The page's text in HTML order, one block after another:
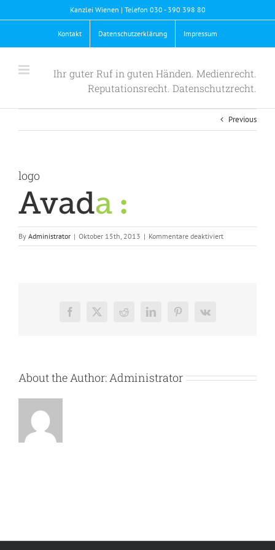
to
Kanzlei Wienen | Telefon 030 - 390 398 80
Kontakt Datenschutzerklärung Impressum
Ihr guter Ruf in guten Händen. Medienrecht.
Reputationsrecht. Datenschutzrecht.
Previous
logo
By Administrator | Oktober 15th, 2013 | Kommentare deaktiviertfür
logo
Facebook
X RedditLinkedInPinterest
Vk
About the Author:Administrator